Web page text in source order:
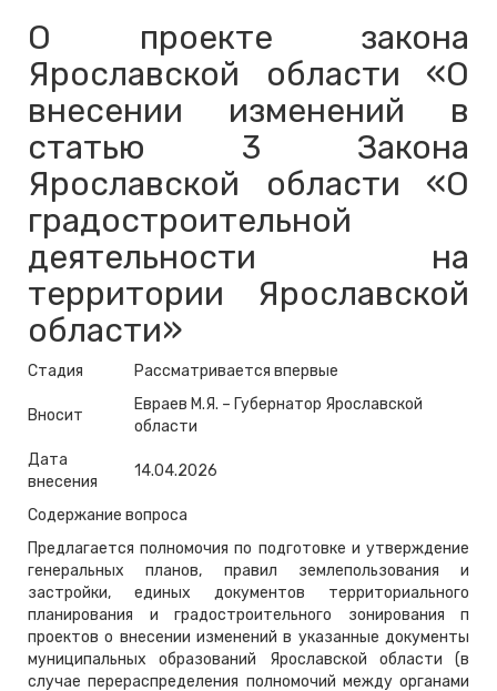
О проекте закона
Ярославской области «О
внесении изменений в
статью 3 Закона
Ярославской области «О
градостроительной
деятельности на
территории Ярославской
области»
Стадия Рассматривается впервые
Вносит
Евраев М.Я. – Губернатор Ярославской
области
Дата
внесения
14.04.2026
Содержание вопроса
Предлагается полномочия по подготовке и утверждение
генеральных планов, правил землепользования и
застройки, единых документов территориального
планирования и градостроительного зонирования п
проектов о внесении изменений в указанные документы
муниципальных образований Ярославской области (в
случае перераспределения полномочий между органами